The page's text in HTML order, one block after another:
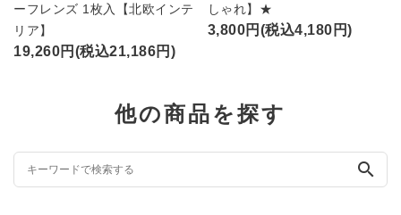
ーフレンズ 1枚入【北欧インテ
リア】
19,260円(税込21,186円)
しゃれ】★
3,800円(税込4,180円)
他の商品を探す
search